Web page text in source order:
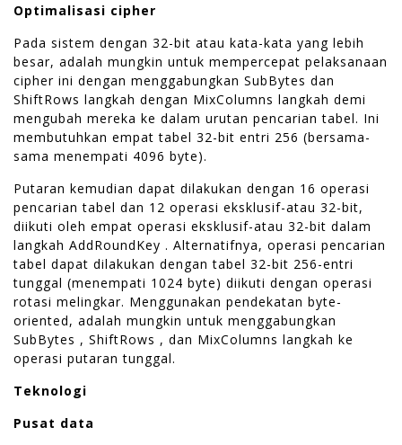
Optimalisasi cipher
Pada sistem dengan 32-bit atau kata-kata yang lebih
besar, adalah mungkin untuk mempercepat pelaksanaan
cipher ini dengan menggabungkan SubBytes dan
ShiftRows langkah dengan MixColumns langkah demi
mengubah mereka ke dalam urutan pencarian tabel. Ini
membutuhkan empat tabel 32-bit entri 256 (bersama-
sama menempati 4096 byte).
Putaran kemudian dapat dilakukan dengan 16 operasi
pencarian tabel dan 12 operasi eksklusif-atau 32-bit,
diikuti oleh empat operasi eksklusif-atau 32-bit dalam
langkah AddRoundKey . Alternatifnya, operasi pencarian
tabel dapat dilakukan dengan tabel 32-bit 256-entri
tunggal (menempati 1024 byte) diikuti dengan operasi
rotasi melingkar. Menggunakan pendekatan byte-
oriented, adalah mungkin untuk menggabungkan
SubBytes , ShiftRows , dan MixColumns langkah ke
operasi putaran tunggal.
Teknologi
Pusat data